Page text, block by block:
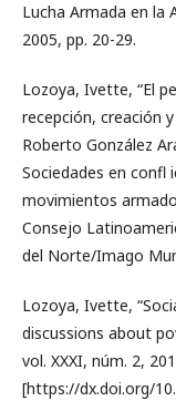
Lucha Armada en la
2005, pp. 20-29.
Lozoya, Ivette, “El
recepción, creación
Roberto González
Sociedades en confl
movimientos
Consejo
del Norte/Imago
Lozoya, Ivette,
discussions about
vol. XXXI, núm. 2,
[https://dx.doi.org/